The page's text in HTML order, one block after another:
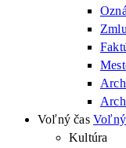
Voľný čas Voľný
Kultúra